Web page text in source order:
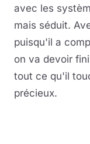
avec les
mais séduit.
puisqu'il a
on va devoir
tout ce qu'il
précieux.